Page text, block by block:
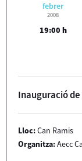
febrer
2008
19:00 h
Inauguració
Lloc:Can Ramis
Organitza:Aecc